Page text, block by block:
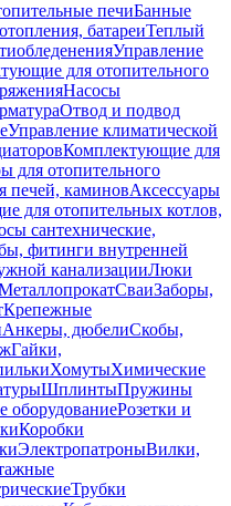
печиБанные
батареиТеплый
Управление
для отопительного
Насосы
Отвод и подвод
Управление климатической
Комплектующие для
для отопительного
печей, каминовАксессуары
для отопительных котлов,
сантехнические,
фитинги внутренней
канализацииЛюки
СваиЗаборы,
Крепежные
Анкеры, дюбелиСкобы,
Гайки,
ХомутыХимические
ШплинтыПружины
оборудованиеРозетки и
Коробки
ЭлектропатроныВилки,
Трубки